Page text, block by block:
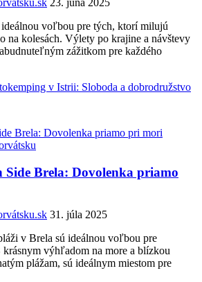
23. júna 2025
voľbou pre tých, ktorí milujú
na kolesách. Výlety po krajine a návštevy
zážitkom pre každého
v Istrii: Sloboda a dobrodružstvo
Side Brela: Dovolenka priamo
31. júla 2025
v Brela sú ideálnou voľbou pre
krásnym výhľadom na more a blízkou
plážam, sú ideálnym miestom pre